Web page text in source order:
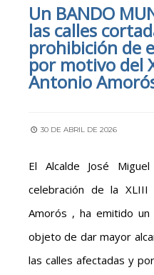
Un BANDO
las calles
prohibición de
por motivo del
Antonio
30 DE ABRIL DE 2026
El Alcalde José
celebración de la
Amorós , ha emitido un
objeto de dar mayor
las calles afectadas y